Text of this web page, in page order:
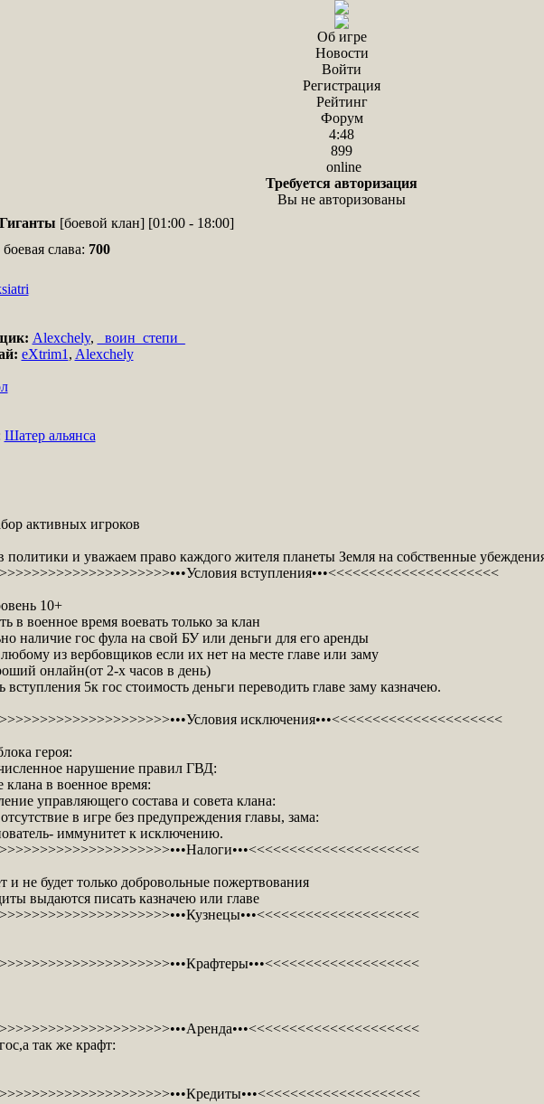
Об игре
Новости
Войти
Регистрация
Рейтинг
Форум
4:48
899
online
Требуется авторизация
Вы не авторизованы
[боевой клан] [01:00 - 18:00]
слава: 700
Alexchely,
_воин_степи_
eXtrim1 , Alexchely
Шатер альянса
активных игроков
и уважаем право каждого жителя планеты Земля на собственные
вступления•••<<<<<<<<<<<<<<<<<<<<<
10+
в военное время воевать только за клан
наличие гос фула на свой БУ или деньги для его аренды
из вербовщиков если их нет на месте главе или заму
онлайн(от 2-х часов в день)
вступления 5к гос стоимость деньги переводить главе заму казначею.
исключения•••<<<<<<<<<<<<<<<<<<<<<
героя:
нарушение правил ГВД:
клана в военное время:
управляющего состава и совета клана:
в игре без предупреждения главы, зама:
иммунитет к исключению.
и не будет только добровольные пожертвования
выдаются писать казначею или главе
так же крафт: